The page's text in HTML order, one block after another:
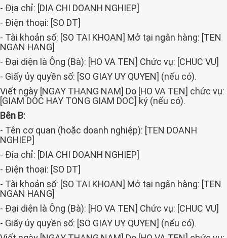
- Địa chỉ: [DIA CHI DOANH NGHIEP]
- Điện thoại: [SO DT]
- Tài khoản số: [SO TAI KHOAN] Mở tại ngân hàng: [TEN
NGAN HANG]
- Đại diện là Ông (Bà): [HO VA TEN] Chức vụ: [CHUC VU]
- Giấy ủy quyền số: [SO GIAY UY QUYEN] (nếu có).
Viết ngày [NGAY THANG NAM] Do [HO VA TEN] chức vụ:
[GIAM DOC HAY TONG GIAM DOC] ký (nếu có).
Bên B:
- Tên cơ quan (hoặc doanh nghiệp): [TEN DOANH
NGHIEP]
- Địa chỉ: [DIA CHI DOANH NGHIEP]
- Điện thoại: [SO DT]
- Tài khoản số: [SO TAI KHOAN] Mở tại ngân hàng: [TEN
NGAN HANG]
- Đại diện là Ông (Bà): [HO VA TEN] Chức vụ: [CHUC VU]
- Giấy ủy quyền số: [SO GIAY UY QUYEN] (nếu có).